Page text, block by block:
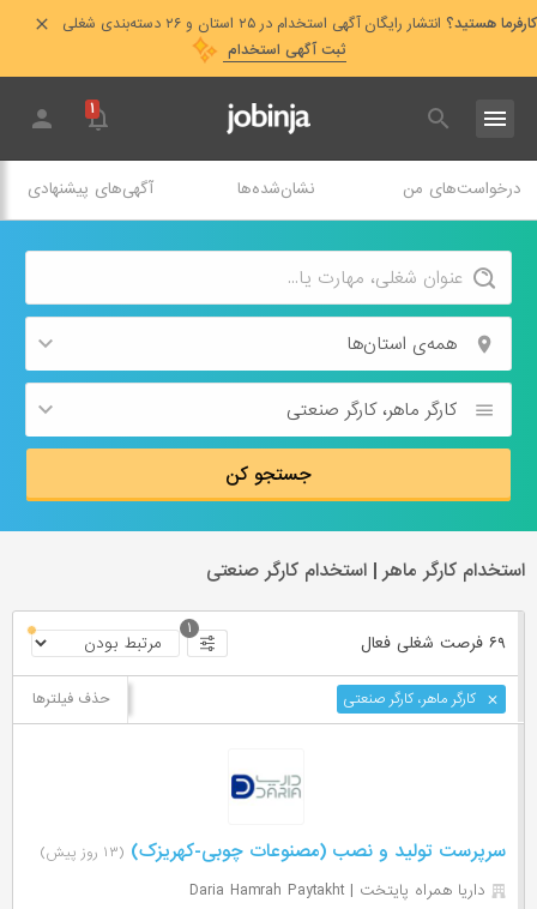
کارفرما هستید؟ انتشار رایگان آگهی استخدام در ۲۵ استان و ۲۶ دسته‌بندی شغلی
ثبت آگهی استخدام
۱
درخواست‌های من نشان‌شده‌ها آگهی‌های پیشنهادی
همه‌ی استان‌ها
کارگر ماهر، کارگر صنعتی
جستجو کن
استخدام کارگر ماهر | استخدام کارگر صنعتی
۶۹ فرصت ‌شغلی فعال
۱
کارگر ماهر، کارگر صنعتی حذف فیلترها
سرپرست تولید و نصب (مصنوعات چوبی-کهریزک) (۱۳ روز پیش)
داریا همراه پایتخت | Daria Hamrah Paytakht